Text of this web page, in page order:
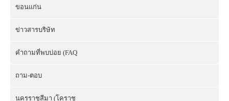
ขอนแก่น
ข่าวสารบริษัท
คำถามที่พบบ่อย (FAQ
ถาม-ตอบ
นครราชสีมา (โคราช